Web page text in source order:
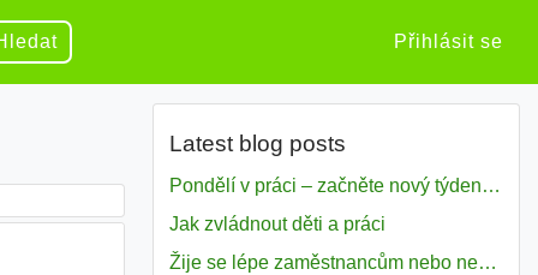
Přihlásit se
Latest blog posts
Pondělí v práci – začněte nový týden s motivací
Jak zvládnout děti a práci
Žije se lépe zaměstnancům nebo nezavislým pracovníkům